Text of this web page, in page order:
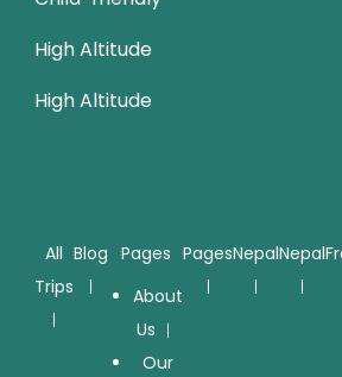
High Altitude
High Altitude
All
Trips
Blog Pages
About
Us
Our
PagesNepalNepal